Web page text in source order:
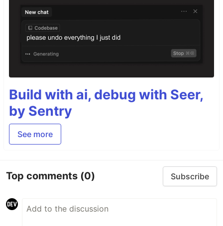
Build with ai, debug with Seer,
by Sentry
See more
Top comments (0) Subscribe